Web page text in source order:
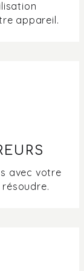
lave-vaisselle
appareil.
avec votre